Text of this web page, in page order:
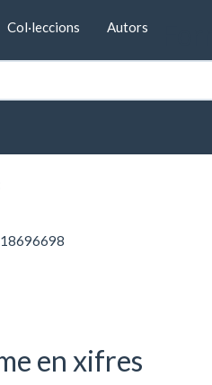
Col·leccions Autors
en xifres